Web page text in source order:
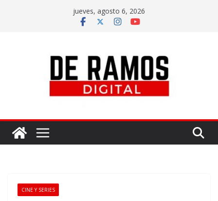
jueves, agosto 6, 2026
CINE Y SERIES